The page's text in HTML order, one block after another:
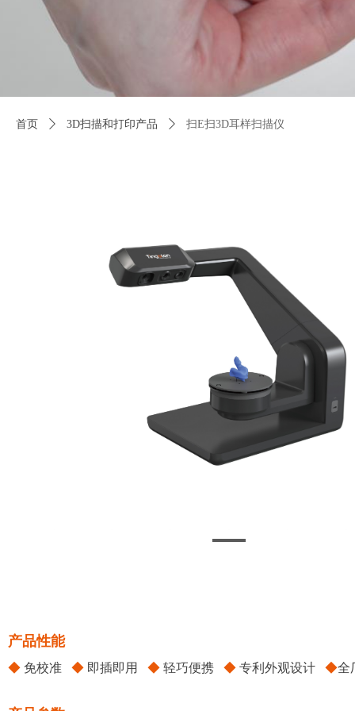
产品性能
◆ 免校准 ◆ 即插即用 ◆ 轻巧便携 ◆ 专利外观设计 ◆全
首页 ꄲ 3D扫描和打印产品 ꄲ 扫E扫3D耳样扫描仪